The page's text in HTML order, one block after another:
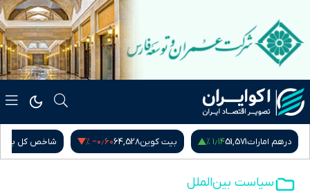
درهم امارات51,571۱٫۱۴ % بیت کوین64,528‎−۰٫۶۰ % شاخص کل
سیاست بین‌الملل